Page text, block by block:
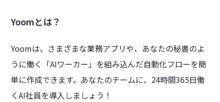
Yoomとは？
Yoomは、さまざまな業務アプリや、あなたの秘書のよ
うに働く「AIワーカー」を組み込んだ自動化フローを簡
単に作成できます。あなたのチームに、24時間365日働
くAI社員を導入しましょう！